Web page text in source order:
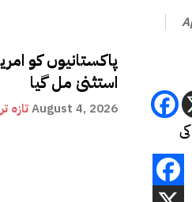
پاکستانیوں کو
استثنیٰ مل گیا
تازہAugust 4, 2026
لاہور کی